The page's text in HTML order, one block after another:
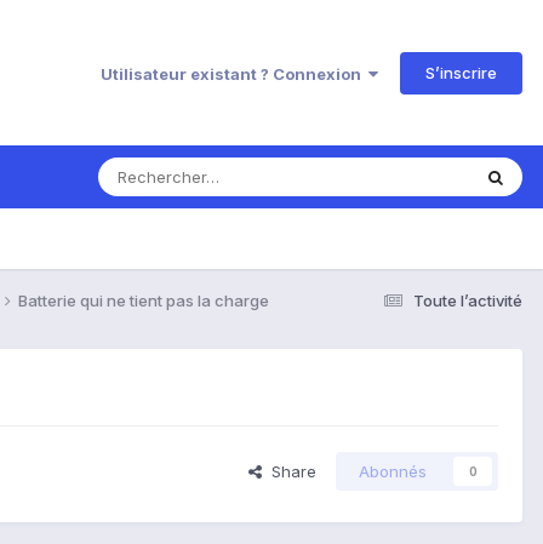
Utilisateur existant ? Connexion S’inscrire
Toute l’activité
Batterie qui ne tient pas la charge
Share Abonnés 0